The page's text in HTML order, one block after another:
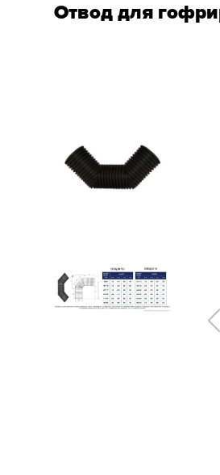
Отвод для